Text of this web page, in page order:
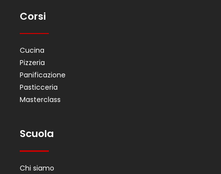
Corsi
Cucina
Pizzeria
Panificazione
Pasticceria
Masterclass
Scuola
Chi siamo